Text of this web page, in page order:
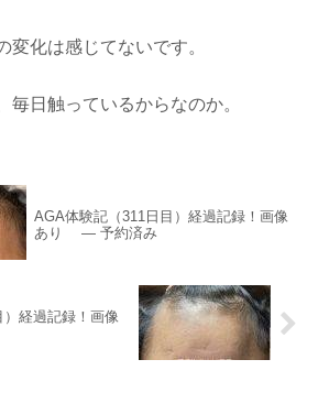
変化は感じてないです。
毎日触っているからなのか。
AGA体験記（311日目）経過記録！画像
あり — 予約済み
経過記録！画像